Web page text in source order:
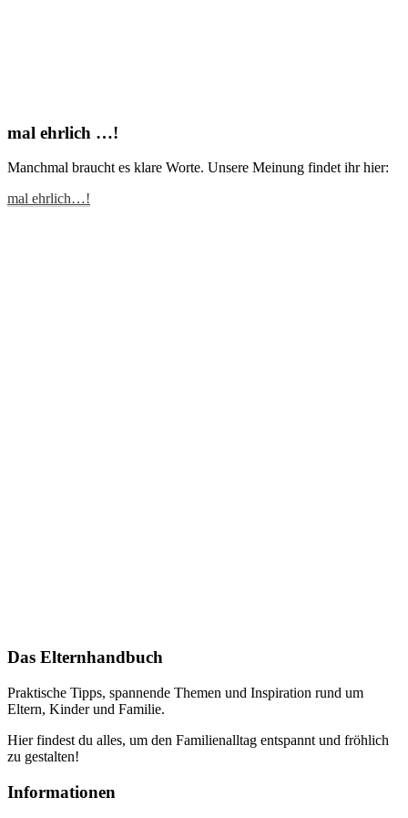
mal ehrlich …!
Manchmal braucht es klare Worte. Unsere Meinung findet ihr hier:
mal ehrlich…!
Das Elternhandbuch
Praktische Tipps, spannende Themen und Inspiration rund um
Eltern, Kinder und Familie.
Hier findest du alles, um den Familienalltag entspannt und fröhlich
zu gestalten!
Informationen